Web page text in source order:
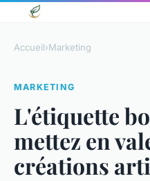
Accueil›Marketing
MARKETING
L'étiquette
mettez en
créations